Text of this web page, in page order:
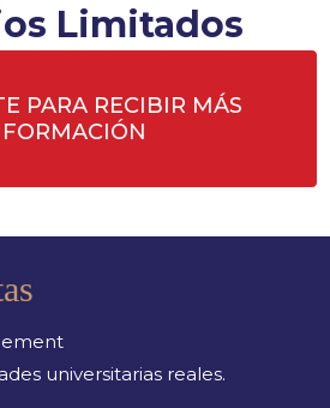
Limitados
PARA RECIBIR MÁS
universitarias reales.